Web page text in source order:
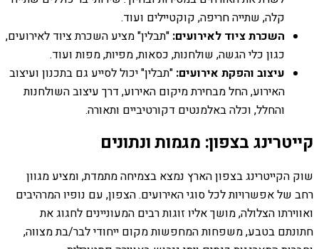
קלה, שתייה חריפה, קוקטיילים ועוד.
השכרת ציוד לאירועים: "תבלין" מציע השכרת ציוד לאירועים,
כגון כלי הגשה, שולחנות, כסאות, מפיות, מפות ועוד.
עיצוב והפקת אירועים: "תבלין" יכול לסייע גם בתכנון ועיצוב
האירוע, החל מבחירת מיקום האירוע, דרך עיצוב השולחנות
והחלל, וכלה באלמנטים דקורטיביים ותאורה.
קייטרינג בצפון: מגמות ונתונים
שוק הקייטרינג בצפון הארץ נמצא בצמיחה מתמדת, ומציע מגוון
רחב של אפשרויות לכל סוגי האירועים. הצפון, עם נופיו המרהיבים
ואווירתו הצלולה, מושך אליו זוגות רבים המעוניינים לחגוג את
חתונתם בטבע, משפחות המחפשות מקום ייחודי לבר/בת מצווה,